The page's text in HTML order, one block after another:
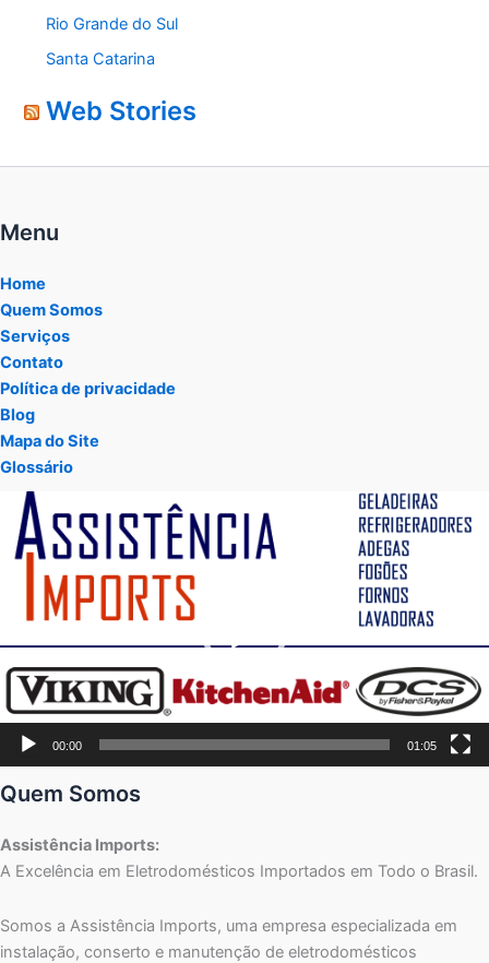
Rio Grande do Sul
Santa Catarina
Web Stories
Menu
Home
Quem Somos
Serviços
Contato
Política de privacidade
Blog
Mapa do Site
Glossário
Tocador
vídeo
00:00 01:05
Quem Somos
Assistência Imports:
A Excelência em Eletrodomésticos Importados em Todo o Brasil.
Somos a Assistência Imports, uma empresa especializada em
instalação, conserto e manutenção de eletrodomésticos